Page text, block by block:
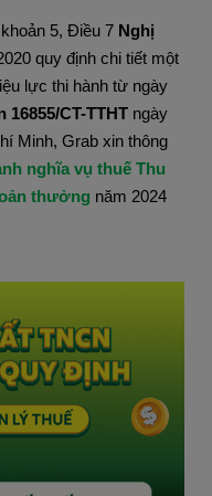
5, Điều 7 Nghị
quy định chi tiết một
lực thi hành từ ngày
16855/CT-TTHT ngày
Minh, Grab xin thông
nghĩa vụ thuế Thu
thưởng năm 2024